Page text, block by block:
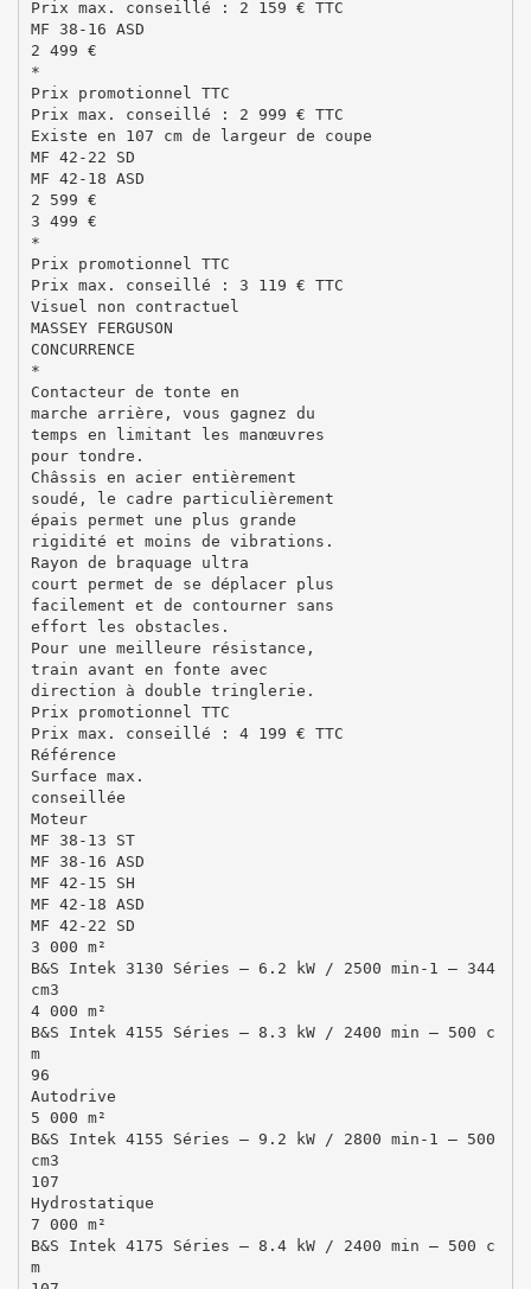
Prix max. conseillé : 2 159 € TTC
MF 38-16 ASD
2 499 €
*
Prix promotionnel TTC
Prix max. conseillé : 2 999 € TTC
Existe en 107 cm de largeur de coupe
MF 42-22 SD
MF 42-18 ASD
2 599 €
3 499 €
*
Prix promotionnel TTC
Prix max. conseillé : 3 119 € TTC
Visuel non contractuel
MASSEY FERGUSON
CONCURRENCE
*
Contacteur de tonte en
marche arrière, vous gagnez du
temps en limitant les manœuvres
pour tondre.
Châssis en acier entièrement
soudé, le cadre particulièrement
épais permet une plus grande
rigidité et moins de vibrations.
Rayon de braquage ultra
court permet de se déplacer plus
facilement et de contourner sans
effort les obstacles.
Pour une meilleure résistance,
train avant en fonte avec
direction à double tringlerie.
Prix promotionnel TTC
Prix max. conseillé : 4 199 € TTC
Référence
Surface max.
conseillée
Moteur
MF 38-13 ST
MF 38-16 ASD
MF 42-15 SH
MF 42-18 ASD
MF 42-22 SD
3 000 m²
B&S Intek 3130 Séries – 6.2 kW / 2500 min-1 – 344
cm3
4 000 m²
B&S Intek 4155 Séries – 8.3 kW / 2400 min – 500 c
m
96
Autodrive
5 000 m²
B&S Intek 4155 Séries – 9.2 kW / 2800 min-1 – 500
cm3
107
Hydrostatique
7 000 m²
B&S Intek 4175 Séries – 8.4 kW / 2400 min – 500 c
m